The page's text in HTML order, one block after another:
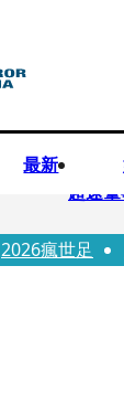
最新
快訊
超速
快訊
暗黑
2026瘋世足